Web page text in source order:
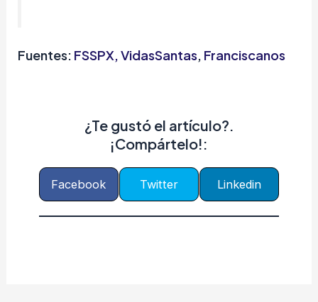
Fuentes: FSSPX, VidasSantas Franciscanos
¿Te gustó el artículo?.
¡Compártelo!:
Facebook Twitter Linkedin